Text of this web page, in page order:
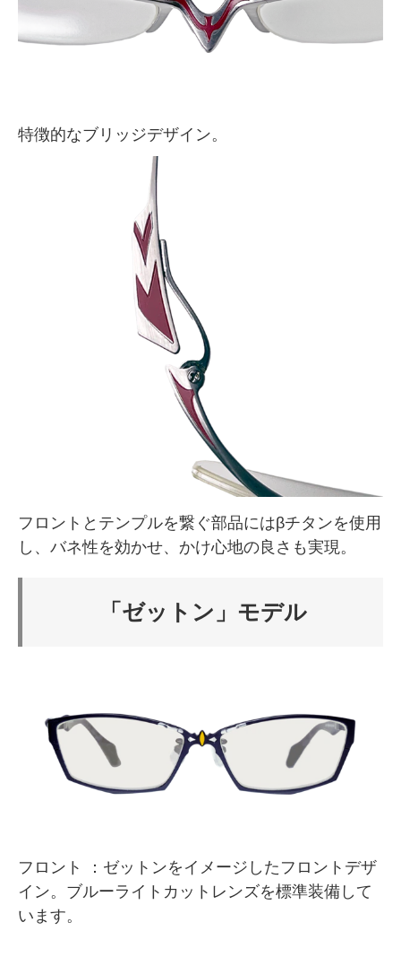
特徴的なブリッジデザイン。
フロントとテンプルを繋ぐ部品にはβチタンを使用
し、バネ性を効かせ、かけ心地の良さも実現。
「ゼットン」モデル
フロント ：ゼットンをイメージしたフロントデザ
イン。ブルーライトカットレンズを標準装備して
います。